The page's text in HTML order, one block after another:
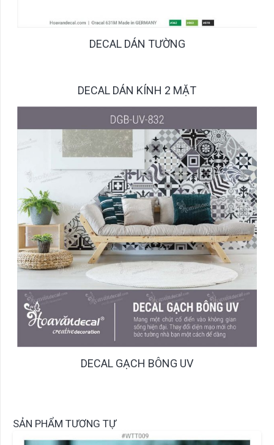
DECAL DÁN TƯỜNG
DECAL DÁN KÍNH 2 MẶT
DECAL GẠCH BÔNG UV
SẢN PHẨM TƯƠNG TỰ